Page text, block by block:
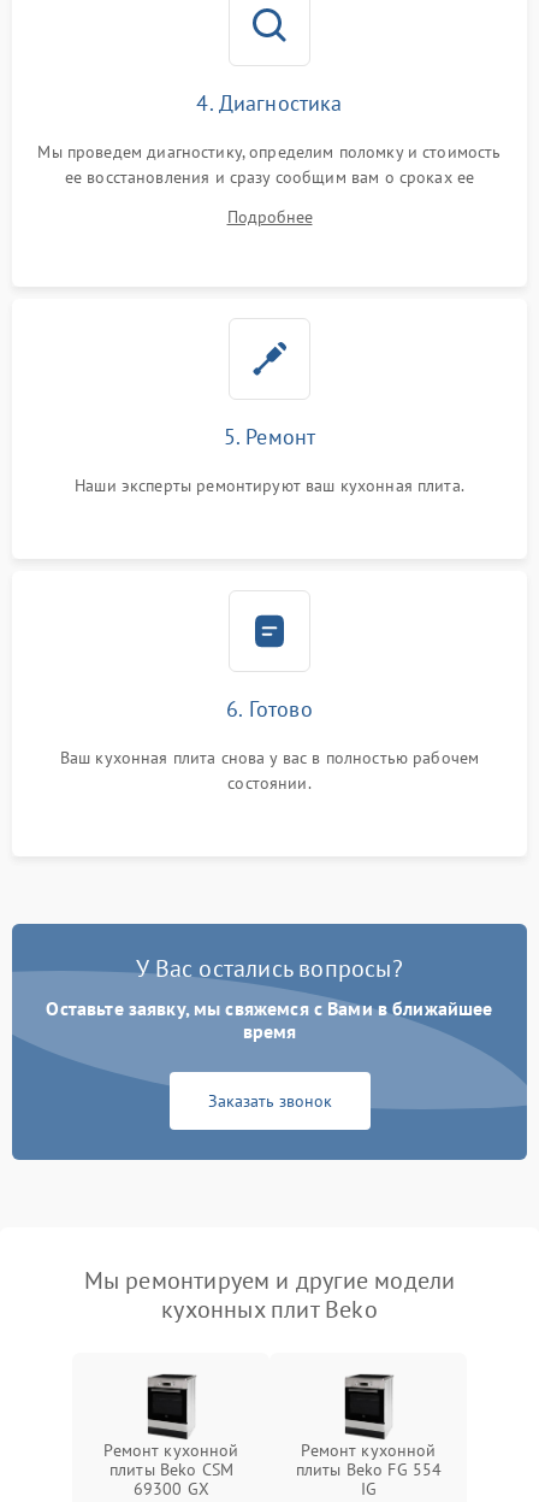
4. Диагностика
Мы проведем диагностику, определим поломку и стоимость
ее восстановления и сразу сообщим вам о сроках ее
Подробнее
5. Ремонт
Наши эксперты ремонтируют ваш кухонная плита.
6. Готово
Ваш кухонная плита снова у вас в полностью рабочем
состоянии.
У Вас остались вопросы?
Оставьте заявку, мы свяжемся с Вами в ближайшее
время
Заказать звонок
Мы ремонтируем и другие модели
кухонных плит Beko
Ремонт кухонной
плиты Beko CSM
69300 GX
Ремонт кухонной
плиты Beko FG 554
IG